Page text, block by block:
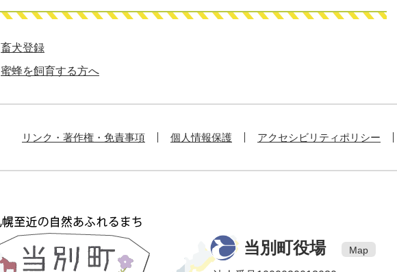
畜犬登録
蜜蜂を飼育する方へ
リンク・著作権・免責事項 個人情報保護 アクセシビリティポリシー
当別町役場 Map